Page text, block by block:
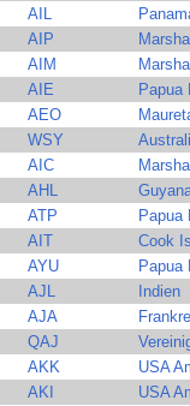
AIL
AIP
AIM
AIE
Papua
AEO
WSY
AIC
AHL
ATP
Papua
AIT
Cook
AYU
Papua
AJL
Indien
AJA
QAJ
AKK
USA
AKI
USA